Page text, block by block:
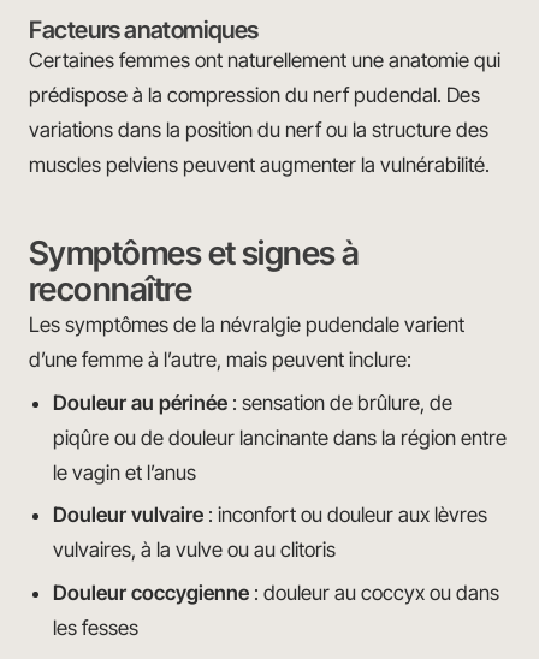
Facteurs anatomiques
Certaines femmes ont naturellement une anatomie qui
prédispose à la compression du nerf pudendal. Des
variations dans la position du nerf ou la structure des
muscles pelviens peuvent augmenter la vulnérabilité.
Symptômes et signes à
reconnaître
Les symptômes de la névralgie pudendale varient
d’une femme à l’autre, mais peuvent inclure:
Douleur au périnée : sensation de brûlure, de
piqûre ou de douleur lancinante dans la région entre
le vagin et l’anus
Douleur vulvaire : inconfort ou douleur aux lèvres
vulvaires, à la vulve ou au clitoris
Douleur coccygienne : douleur au coccyx ou dans
les fesses